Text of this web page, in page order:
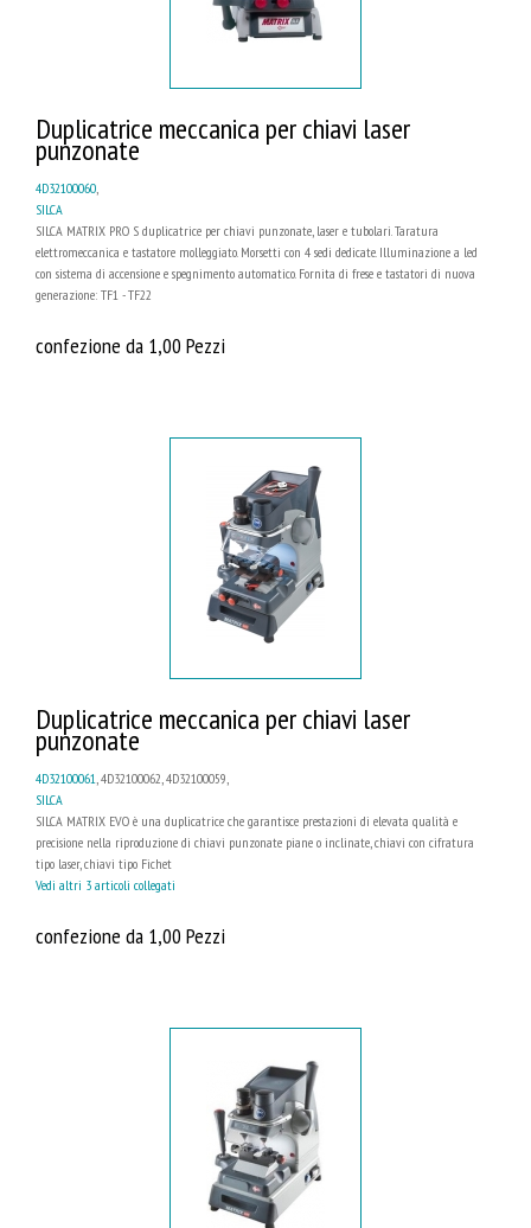
Duplicatrice meccanica per chiavi laser
punzonate
4D32100060
SILCA
SILCA MATRIX PRO S duplicatrice per chiavi punzonate, laser e tubolari. Taratura
elettromeccanica e tastatore molleggiato. Morsetti con 4 sedi dedicate. Illuminazione a led
con sistema di accensione e spegnimento automatico. Fornita di frese e tastatori di nuova
generazione: TF1 - TF22
confezione da 1,00 Pezzi
Duplicatrice meccanica per chiavi laser
punzonate
4D32100061, 4D32100062, 4D32100059,
SILCA
SILCA MATRIX EVO è una duplicatrice che garantisce prestazioni di elevata qualità e
precisione nella riproduzione di chiavi punzonate piane o inclinate, chiavi con cifratura
tipo laser, chiavi tipo Fichet
Vedi altri 3 articoli collegati
confezione da 1,00 Pezzi